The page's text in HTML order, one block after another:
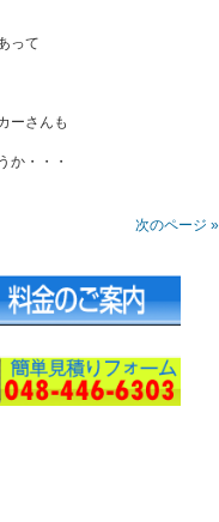
って
ーさんも
か・・・
次のページ »